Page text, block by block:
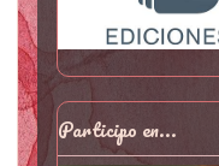
Participo en...